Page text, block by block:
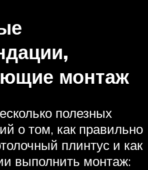
монтаж
полезных
о том, как правильно
плинтус и как
выполнить монтаж: